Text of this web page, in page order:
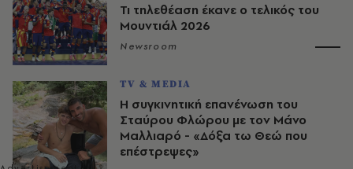
Τι τηλεθέαση έκανε ο τελικός του
Μουντιάλ 2026
Newsroom
TV & MEDIA
Η συγκινητική επανένωση του
Σταύρου Φλώρου με τον Μάνο
Μαλλιαρό - «Δόξα τω Θεώ που
επέστρεψες»